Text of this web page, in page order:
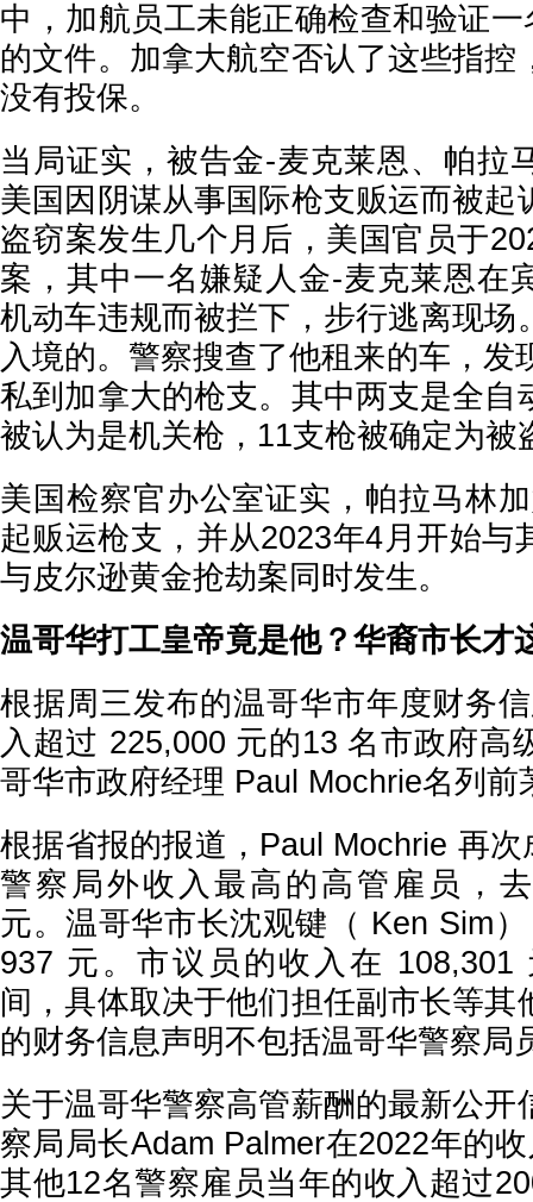
中，加航员工未能正确检查和验证一
的文件。加拿大航空否认了这些指控
没有投保。
当局证实，被告金-麦克莱恩、帕拉
美国因阴谋从事国际枪支贩运而被起
盗窃案发生几个月后，美国官员于
案，其中一名嫌疑人金-麦克莱恩在
机动车违规而被拦下，步行逃离现场
入境的。警察搜查了他租来的车，发
私到加拿大的枪支。其中两支是全自
被认为是机关枪，11支枪被确定为被
美国检察官办公室证实，帕拉马林
起贩运枪支，并从2023年4月开始与
与皮尔逊黄金抢劫案同时发生。
温哥华打工皇帝竟是他？华裔市长才
根据周三发布的温哥华市年度财务
入超过 225,000 元的13 名市政府高
哥华市政府经理 Paul Mochrie名列前
根据省报的报道， Paul Mochrie 再
警察局外收入最高的高管雇员，
元。温哥华市长沈观键（ Ken Sim
937 元。市议员的收入在 108,301
间，具体取决于他们担任副市长等其
的财务信息声明不包括温哥华警察局
关于温哥华警察高管薪酬的最新公开
察局局长Adam Palmer在2022年的
其他12名警察雇员当年的收入超过